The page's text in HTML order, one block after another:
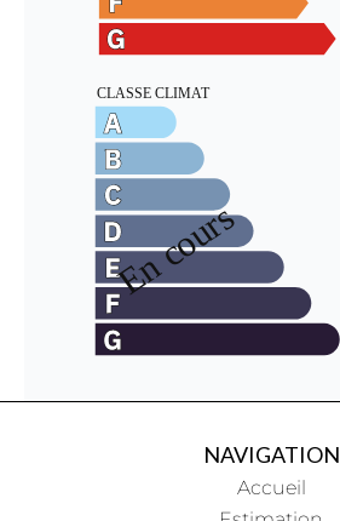
NAVIGATION
Accueil